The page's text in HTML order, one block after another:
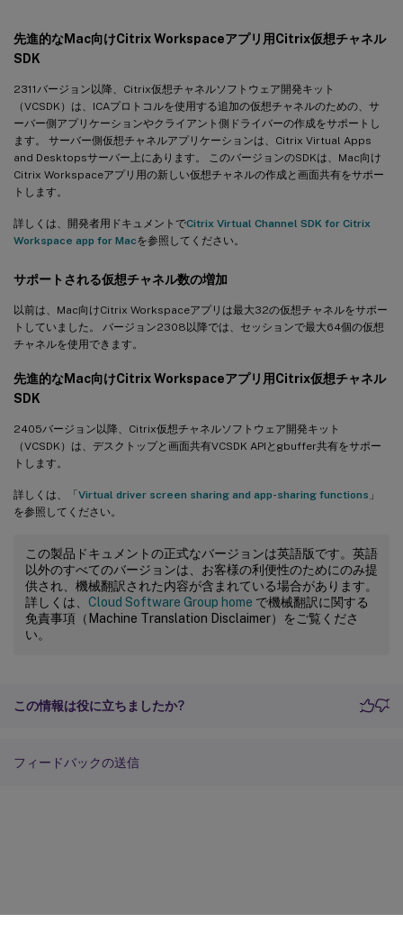
先進的なMac向けCitrix Workspaceアプリ用Citrix仮想チャネル
SDK
2311バージョン以降、Citrix仮想チャネルソフトウェア開発キット
（VCSDK）は、ICAプロトコルを使用する追加の仮想チャネルのための、サ
ーバー側アプリケーションやクライアント側ドライバーの作成をサポートし
ます。 サーバー側仮想チャネルアプリケーションは、Citrix Virtual Apps
and Desktopsサーバー上にあります。 このバージョンのSDKは、Mac向け
Citrix Workspaceアプリ用の新しい仮想チャネルの作成と画面共有をサポー
トします。
詳しくは、開発者用ドキュメントでCitrix Virtual Channel SDK for Citrix
Workspace app for Macを参照してください。
サポートされる仮想チャネル数の増加
以前は、Mac向けCitrix Workspaceアプリは最大32の仮想チャネルをサポー
トしていました。 バージョン2308以降では、セッションで最大64個の仮想
チャネルを使用できます。
先進的なMac向けCitrix Workspaceアプリ用Citrix仮想チャネル
SDK
2405バージョン以降、Citrix仮想チャネルソフトウェア開発キット
（VCSDK）は、デスクトップと画面共有VCSDK APIとgbuffer共有をサポー
トします。
詳しくは、「 Virtual driver screen sharing and app-sharing functions 」
を参照してください。
この製品ドキュメントの正式なバージョンは英語版です。英語
以外のすべてのバージョンは、お客様の利便性のためにのみ提
供され、機械翻訳された内容が含まれている場合があります。
詳しくは、 Cloud Software Group home で機械翻訳に関する
免責事項（Machine Translation Disclaimer）をご覧くださ
い。
この情報は役に立ちましたか?
フィードバックの送信